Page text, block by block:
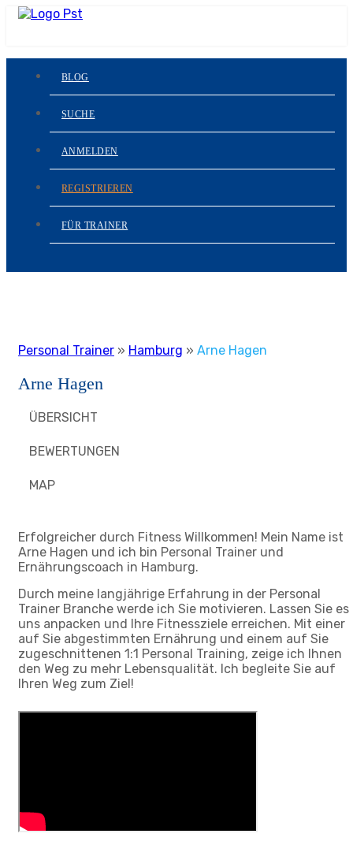
BLOG
SUCHE
ANMELDEN
REGISTRIEREN
FÜR TRAINER
Personal Trainer » Hamburg » Arne Hagen
Arne Hagen
ÜBERSICHT
BEWERTUNGEN
MAP
Erfolgreicher durch Fitness Willkommen! Mein Name ist
Arne Hagen und ich bin Personal Trainer und
Ernährungscoach in Hamburg.
Durch meine langjährige Erfahrung in der Personal
Trainer Branche werde ich Sie motivieren. Lassen Sie es
uns anpacken und Ihre Fitnessziele erreichen. Mit einer
auf Sie abgestimmten Ernährung und einem auf Sie
zugeschnittenen 1:1 Personal Training, zeige ich Ihnen
den Weg zu mehr Lebensqualität. Ich begleite Sie auf
Ihren Weg zum Ziel!